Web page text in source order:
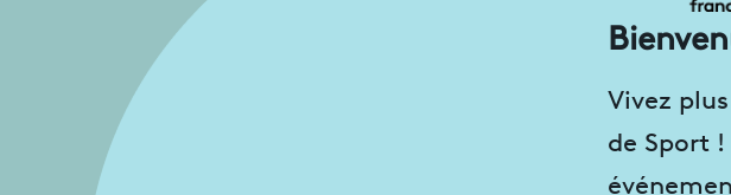
Vivez
de Sport !